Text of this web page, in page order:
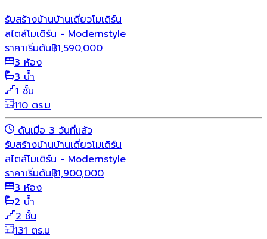
รับสร้างบ้านบ้านเดี่ยวโมเดิร์น
สไตล์โมเดิร์น - Modernstyle
ราคาเริ่มต้น฿1,590,000
3 ห้อง
3 น้ำ
1 ชั้น
110 ตร.ม
ดันเมื่อ 3 วันที่แล้ว
รับสร้างบ้านบ้านเดี่ยวโมเดิร์น
สไตล์โมเดิร์น - Modernstyle
ราคาเริ่มต้น฿1,900,000
3 ห้อง
2 น้ำ
2 ชั้น
131 ตร.ม